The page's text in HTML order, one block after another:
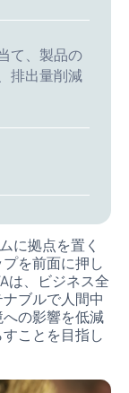
て、製品の
排出量削減
は？
に拠点を置く
を前面に押し
は、ビジネス全
ブルで人間中
の影響を低減
ことを目指し